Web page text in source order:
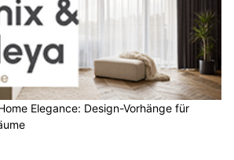
Elegance: Design-Vorhänge für